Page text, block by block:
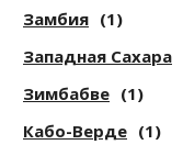
Замбия (1)
Западная Сахара
Зимбабве (1)
Кабо-Верде (1)